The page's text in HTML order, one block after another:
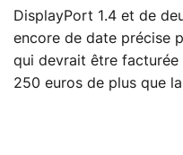
DisplayPort 1.4 et de
encore de date précise
qui devrait être facturée
250 euros de plus que